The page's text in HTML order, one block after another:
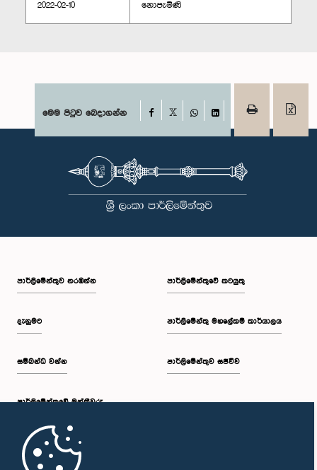
2022-02-10 නොපැමිණි
මෙම පිටුව බෙදාගන්න Facebook
WhatsAppLinkedIn
පාර්ලි‌මේන්තුව නරඹන්න
දැනුමට
සම්බන්ධ වන්න
පාර්ලි‌මේන්තුවේ මන්ත්‍රීවරු
මුල් පිටුව
පාර්ලිමේන්තුවේ කටයුතු
පාර්ලිමේන්තු මහලේකම් කාර්යාලය
පාර්ලිමේන්තුව සජීවීව